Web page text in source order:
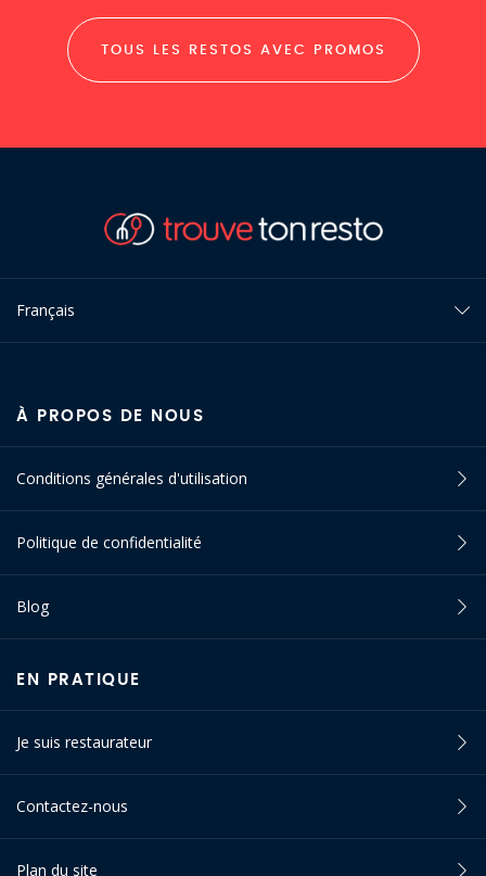
TOUS LES RESTOS AVEC PROMOS
Français
À PROPOS DE NOUS
Conditions générales d'utilisation
Politique de confidentialité
Blog
EN PRATIQUE
Je suis restaurateur
Contactez-nous
Plan du site